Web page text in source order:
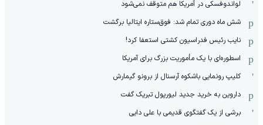
لواندوفسکی در آمریکا هم متوقف نمی‌شود
شش ماه دوری تمام شد: فوق‌ستاره ایتالیا برگشت
نایب رئیس فدراسیون کشتی استعفا کرد!
اسطوره‌ای با یک مأموریت بزرگ برای آمریکا
کلیپ رونمایی باشکوه آرسنال از برونو گیمارش
داروین به خرید جدید لیورپول تبریک گفت
برشی از یک گفتگوی قدیمی با علی دایی